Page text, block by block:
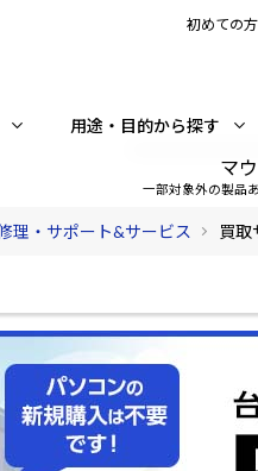
初めての
用途・目的から探す
マ
一部対象外の製品
理・サポート&サービス 買取
方法について
送について
ルについて